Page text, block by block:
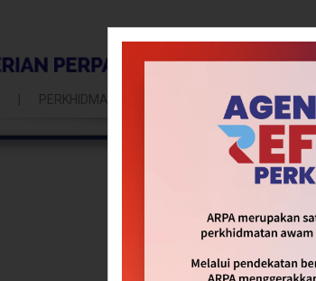
PERKHIDMATAN DASAR & INISIATIF